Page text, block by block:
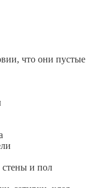
что они пустые
стены и пол